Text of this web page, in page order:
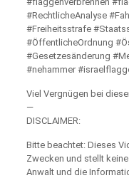
#RechtlicheAnalyse
#Freiheitsstrafe
#ÖffentlicheOrdnung
#Gesetzesänderung
#nehammer
Viel Vergnügen bei
—
DISCLAIMER:
Bitte beachtet: Dieses
Zwecken und stellt
Anwalt und die